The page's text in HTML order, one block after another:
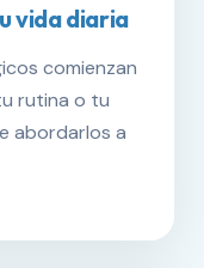
vida diaria
comienzan
rutina o tu
abordarlos a